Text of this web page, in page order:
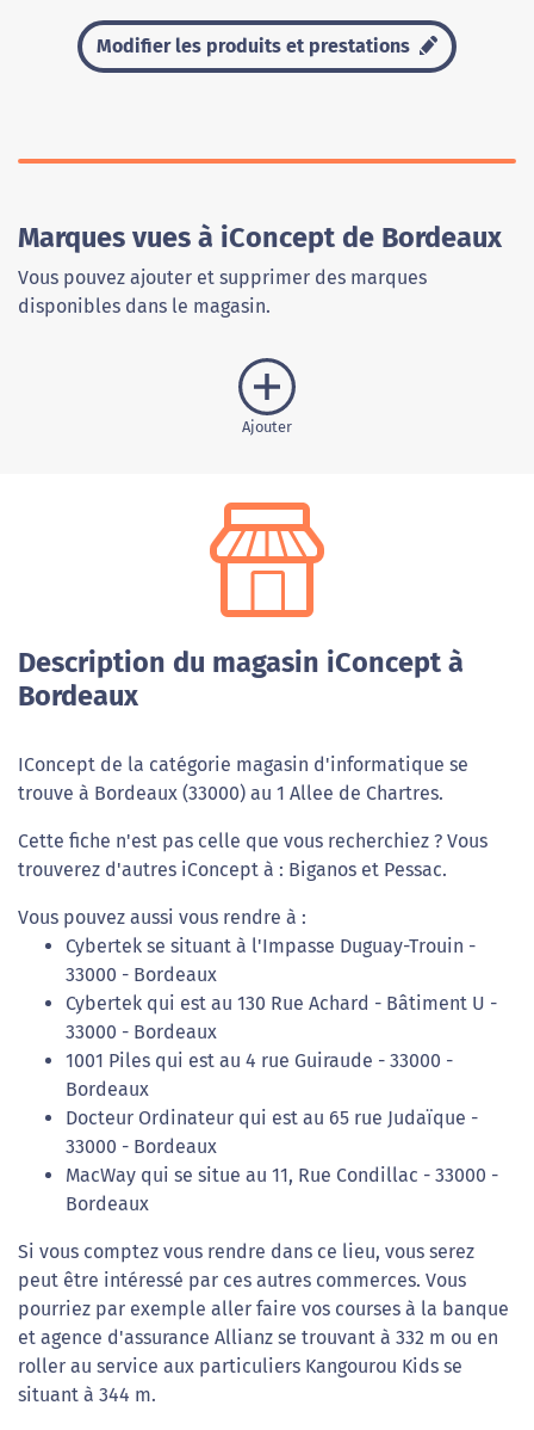
Modifier les produits et prestations
Marques vues à iConcept de Bordeaux
Vous pouvez ajouter et supprimer des marques
disponibles dans le magasin.
Ajouter
Description du magasin iConcept à
Bordeaux
IConcept de la catégorie magasin d'informatique se
trouve à Bordeaux (33000) au 1 Allee de Chartres.
Cette fiche n'est pas celle que vous recherchiez ? Vous
trouverez d'autres iConcept à : Biganos et Pessac.
Vous pouvez aussi vous rendre à :
Cybertek se situant à l'Impasse Duguay-Trouin -
33000 - Bordeaux
Cybertek qui est au 130 Rue Achard - Bâtiment U -
33000 - Bordeaux
1001 Piles qui est au 4 rue Guiraude - 33000 -
Bordeaux
Docteur Ordinateur qui est au 65 rue Judaïque -
33000 - Bordeaux
MacWay qui se situe au 11, Rue Condillac - 33000 -
Bordeaux
Si vous comptez vous rendre dans ce lieu, vous serez
peut être intéressé par ces autres commerces. Vous
pourriez par exemple aller faire vos courses à la banque
et agence d'assurance Allianz se trouvant à 332 m ou en
roller au service aux particuliers Kangourou Kids se
situant à 344 m.